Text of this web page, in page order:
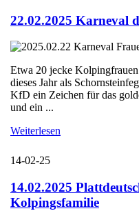
22.02.2025 Karneval
Etwa 20 jecke
dieses Jahr als
KfD ein Zeichen für das
und ein ...
Weiterlesen
14-02-25
14.02.2025
Kolpingsfamilie